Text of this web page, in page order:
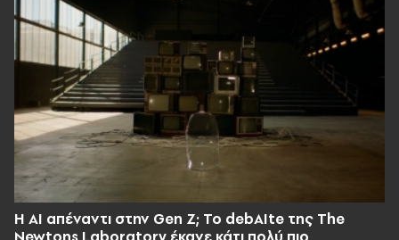
Η AI απέναντι στην Gen Z; Το debAIte της The